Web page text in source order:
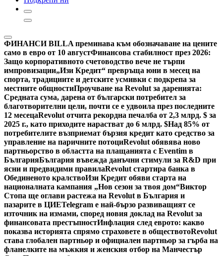
ФИНАНСИ BILLA преминава към обозначаване на цените
само в евро от 10 августФинансова стабилност през 2026:
Защо корпоративното счетоводство вече не търпи
импровизации„Изи Кредит“ превръща юни в месец на
спорта, традициите и детските усмивки с подкрепа за
местните общностиПроучване на Revolut за даренията:
Средната сума, дарена от български потребител за
благотворителни цели, почти се е удвоила през последните
12 месецаRevolut отчита рекордна печалба от 2,3 млрд. $ за
2025 г., като приходите нарастват до 6 млрд. $Над 85% от
потребителите възприемат бързия кредит като средство за
управление на паричните потоциRevolut обявява ново
партньорство в областта на плащанията с Eventim в
БългарияБългария въвежда данъчни стимули за R&D при
ясни и предвидими правилаRevolut стартира банка в
Обединеното кралствоИзи Кредит обяви старта на
националната кампания „Нов сезон за твоя дом“Виктор
Стопа ще оглави растежа на Revolut в България и
пазарите в ЦИЕTelegram е най-бързо развиващият се
източник на измами, според новия доклад на Revolut за
финансовата престъпностИнфлация след еврото: какво
показва историята спрямо страховете в обществотоRevolut
става глобален партньор и официален партньор за гърба на
фланелките на мъжкия и женския отбор на Манчестър